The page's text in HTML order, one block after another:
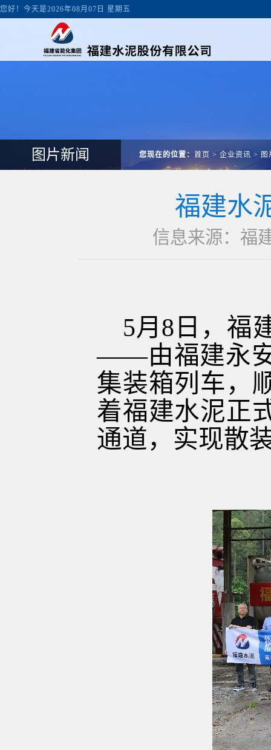
您好！今天是2026年08月07日 星期五
图片新闻 您现在的位置： 首页 > 企业资讯 > 图
福建水
信息来源：福
5月 8 日，福
——由福建永
集装箱列车，
着福建水泥正
通道，实现散